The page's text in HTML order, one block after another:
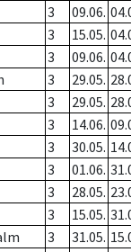
3 09.06.
3 15.05.
3 09.06.
3 29.05.
3 29.05.
3 14.06.
3 30.05.
3 01.06.
3 28.05.
3 15.05.
3 31.05.